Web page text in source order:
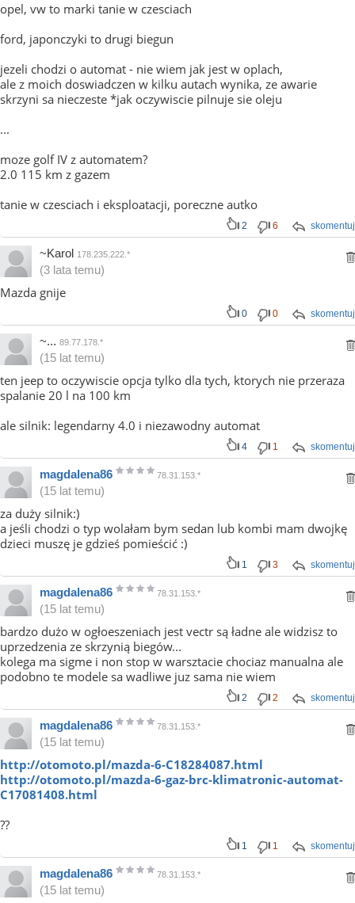
opel, vw to marki tanie w czesciach
ford, japonczyki to drugi biegun
jezeli chodzi o automat - nie wiem jak jest w oplach,
ale z moich doswiadczen w kilku autach wynika, ze awarie
skrzyni sa nieczeste *jak oczywiscie pilnuje sie oleju
...
moze golf IV z automatem?
2.0 115 km z gazem
tanie w czesciach i eksploatacji, poreczne autko
skomentuj
2 6
~Karol 178.235.222.*
(3 lata temu)
Mazda gnije
skomentuj
0 0
~... 89.77.178.*
(15 lat temu)
ten jeep to oczywiscie opcja tylko dla tych, ktorych nie przeraza
spalanie 20 l na 100 km
ale silnik: legendarny 4.0 i niezawodny automat
skomentuj
4 1
magdalena86 78.31.153.*
(15 lat temu)
za duży silnik:)
a jeśli chodzi o typ wolałam bym sedan lub kombi mam dwojkę
dzieci muszę je gdzieś pomieścić :)
skomentuj
1 3
magdalena86 78.31.153.*
(15 lat temu)
bardzo dużo w ogłoeszeniach jest vectr są ładne ale widzisz to
uprzedzenia ze skrzynią biegów...
kolega ma sigme i non stop w warsztacie chociaz manualna ale
podobno te modele sa wadliwe juz sama nie wiem
skomentuj
2 2
magdalena86 78.31.153.*
(15 lat temu)
http://otomoto.pl/mazda-6-C18284087.html
http://otomoto.pl/mazda-6-gaz-brc-klimatronic-automat-
C17081408.html
??
skomentuj
1 1
magdalena86 78.31.153.*
(15 lat temu)